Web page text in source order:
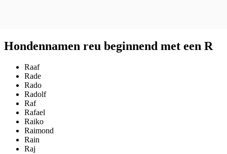
Hondennamen reu beginnend met een R
Raaf
Rade
Rado
Radolf
Raf
Rafael
Raiko
Raimond
Rain
Raj